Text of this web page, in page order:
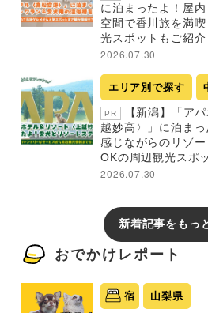
に泊まったよ！屋
空間で香川旅を満
光スポットもご紹介
2026.07.30
エリア別で探す
PR
【新潟】「ア
越妙高〉」に泊ま
感じながらのリゾ
OKの周辺観光スポ
2026.07.30
新着記事をもっ
おでかけレポート
宿 山梨県